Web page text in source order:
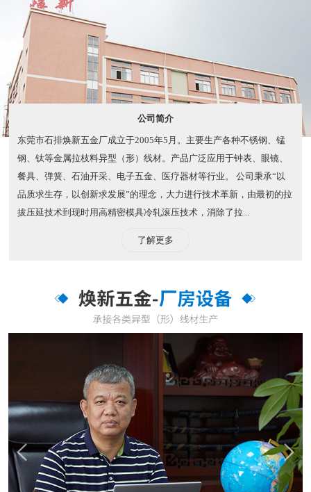
公司简介
东莞市石排焕新五金厂成立于2005年5月。主要生产各种不锈钢、锰
钢、钛等金属拉枝料异型（形）线材。产品广泛应用于钟表、眼镜、
餐具、弹簧、石油开采、电子五金、医疗器材等行业。 公司秉承“以
品质求生存，以创新求发展”的理念，大力进行技术革新，由最初的拉
拔压延技术到现时用高精密模具冷轧滚压技术，消除了拉...
了解更多